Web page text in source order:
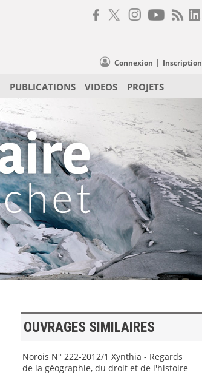
Connexion | Inscription
PUBLICATIONS VIDEOS PROJETS
OUVRAGES SIMILAIRES
Norois N° 222-2012/1 Xynthia - Regards
de la géographie, du droit et de l'histoire